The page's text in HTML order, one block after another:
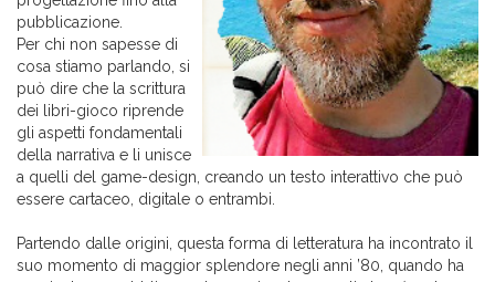
pubblicazione.
Per chi non sapesse di
cosa stiamo parlando, si
può dire che la scrittura
dei libri-gioco riprende
gli aspetti fondamentali
della narrativa e li unisce
a quelli del game-design, creando un testo interattivo che può
essere cartaceo, digitale o entrambi.
Partendo dalle origini, questa forma di letteratura ha incontrato il
suo momento di maggior splendore negli anni ’80, quando ha